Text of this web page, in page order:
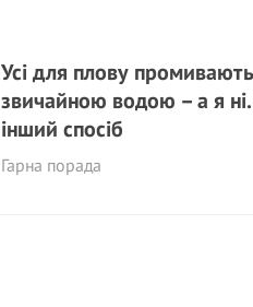
Усі для плову
звичайною водою – а я
інший спосіб
Гарна порада